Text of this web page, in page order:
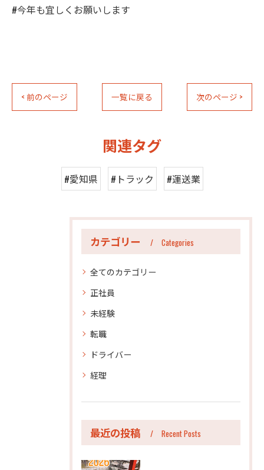
#今年も宜しくお願いします
< 前のページ 一覧に戻る 次のページ >
関連タグ
#愛知県 #トラック #運送業
カテゴリー Categories
全てのカテゴリー
正社員
未経験
転職
ドライバー
経理
最近の投稿 Recent Posts